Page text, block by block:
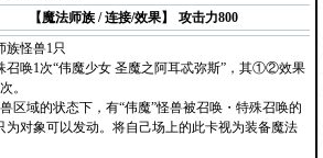
【魔法师族 / 连接/效果】
攻击力800
族怪兽1只
召唤1次“伟魔少女 圣魔之阿耳忒弥斯”，其①②效果
。
区域的状态下，有“伟魔”怪兽被召唤・特殊召唤的
为对象可以发动。将自己场上的此卡视为装备魔法